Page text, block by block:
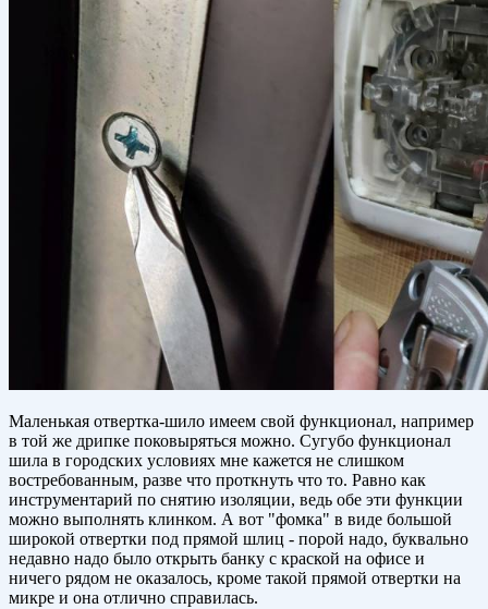
Маленькая отвертка-шило имеем свой функционал, например
в той же дрипке поковыряться можно. Сугубо функционал
шила в городских условиях мне кажется не слишком
востребованным, разве что проткнуть что то. Равно как
инструментарий по снятию изоляции, ведь обе эти функции
можно выполнять клинком. А вот "фомка" в виде большой
широкой отвертки под прямой шлиц - порой надо, буквально
недавно надо было открыть банку с краской на офисе и
ничего рядом не оказалось, кроме такой прямой отвертки на
микре и она отлично справилась.